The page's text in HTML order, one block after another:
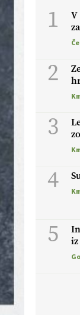
1
V
2
3
4
5
iz